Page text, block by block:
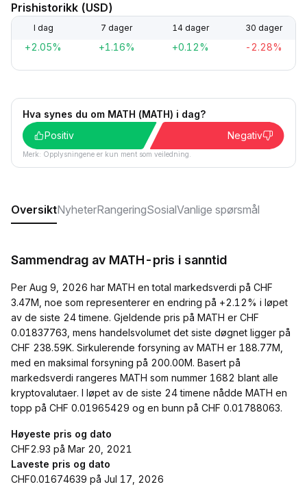
Prishistorikk (USD)
I dag 7 dager 14 dager 30 dager
+2.05% +1.16% +0.12% -2.28%
Hva synes du om MATH (MATH) i dag?
Positiv
Negativ
Merk: Opplysningene er kun ment som veiledning.
OversiktNyheterRangeringSosialVanlige spørsmål
Sammendrag av MATH-pris i sanntid
Per Aug 9, 2026 har MATH en total markedsverdi på CHF
3.47M, noe som representerer en endring på +2.12% i løpet
av de siste 24 timene. Gjeldende pris på MATH er CHF
0.01837763, mens handelsvolumet det siste døgnet ligger på
CHF 238.59K. Sirkulerende forsyning av MATH er 188.77M,
med en maksimal forsyning på 200.00M. Basert på
markedsverdi rangeres MATH som nummer 1682 blant alle
kryptovalutaer. I løpet av de siste 24 timene nådde MATH en
topp på CHF 0.01965429 og en bunn på CHF 0.01788063.
Høyeste pris og dato
CHF2.93 på Mar 20, 2021
Laveste pris og dato
CHF0.01674639 på Jul 17, 2026